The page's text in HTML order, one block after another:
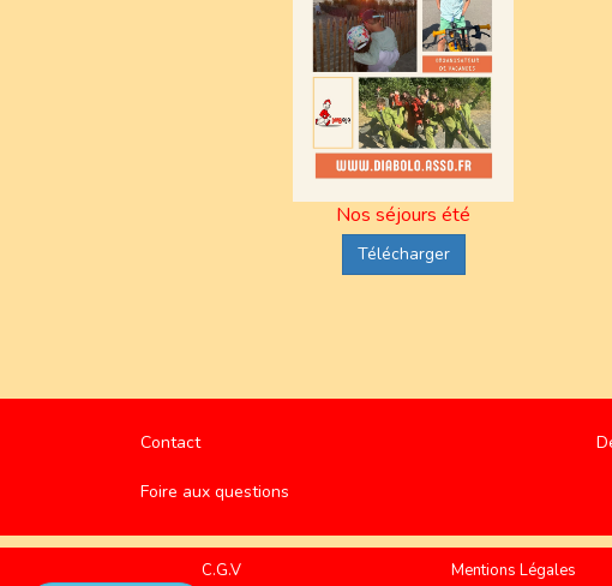
Nos séjours été
Télécharger
Contact
Foire aux questions
C.G.V Mentions Légales